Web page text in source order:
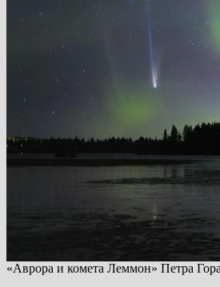
«Аврора и комета Леммон» Петра